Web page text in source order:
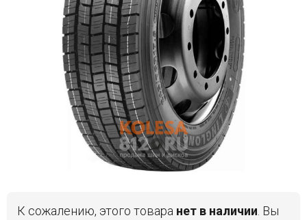
+7(812)317-
доК сожалению, этого товара нет в наличии . Вы